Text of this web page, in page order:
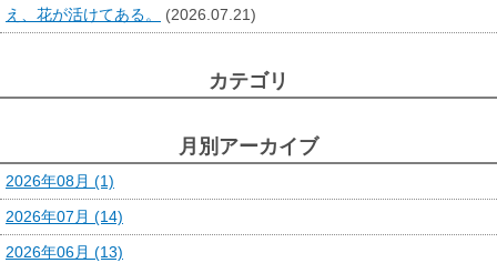
え、花が活けてある。
(2026.07.21)
カテゴリ
月別アーカイブ
2026年08月 (1)
2026年07月 (14)
2026年06月 (13)